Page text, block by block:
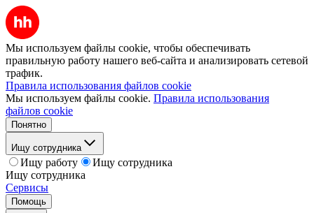
Мы используем файлы cookie, чтобы обеспечивать
правильную работу нашего веб-сайта и анализировать сетевой
трафик.
Правила использования файлов cookie
Мы используем файлы cookie. Правила использования
файлов cookie
Понятно
Ищу сотрудника
Ищу работу
Ищу сотрудника
Ищу сотрудника
Сервисы
Помощь